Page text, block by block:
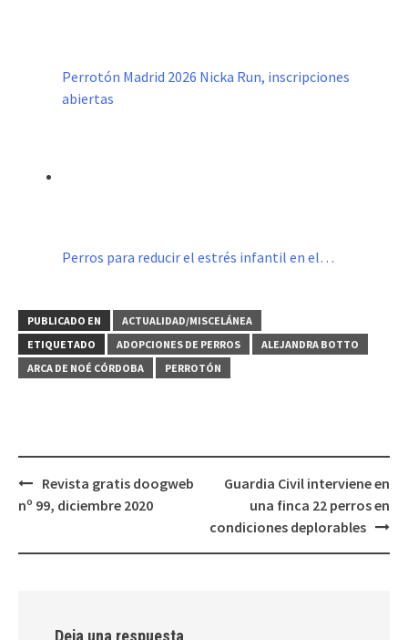
Perrotón Madrid 2026 Nicka Run, inscripciones
abiertas
Perros para reducir el estrés infantil en el…
PUBLICADO EN
ACTUALIDAD/MISCELÁNEA
ETIQUETADO
ADOPCIONES DE PERROS
ALEJANDRA BOTTO
ARCA DE NOÉ CÓRDOBA
PERROTÓN
Navegación
de
Revista gratis doogweb
nº 99, diciembre 2020
Guardia Civil interviene en
una finca 22 perros en
condiciones deplorables